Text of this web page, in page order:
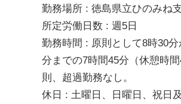
勤務時間 : 原則として8時30分
分までの7時間45分（休憩時
則、超過勤務なし。
休日 : 土曜日、日曜日、祝日